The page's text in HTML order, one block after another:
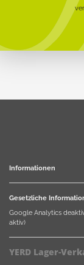
Informationen
Gesetzliche
Google Analytics
aktiv)
YERD Lager-